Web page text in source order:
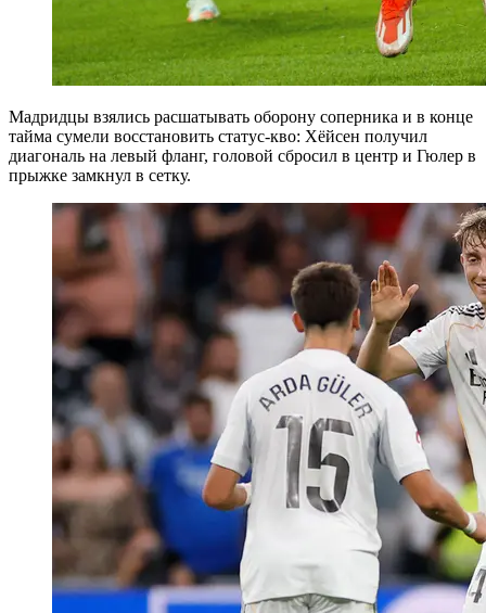
Мадридцы взялись расшатывать оборону соперника и в конце
тайма сумели восстановить статус-кво: Хёйсен получил
диагональ на левый фланг, головой сбросил в центр и Гюлер в
прыжке замкнул в сетку.